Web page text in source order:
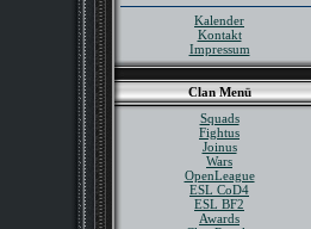
Kalender
Kontakt
Impressum
Clan Menü
Squads
Fightus
Joinus
Wars
OpenLeague
ESL CoD4
ESL BF2
Awards